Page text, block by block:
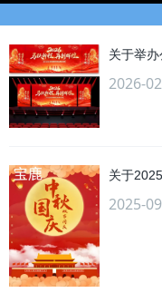
关于举
2026-
关于
2025-